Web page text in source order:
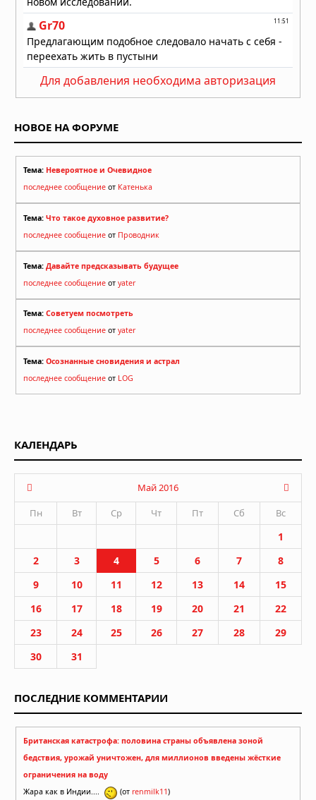
Для добавления необходима авторизация
НОВОЕ НА ФОРУМЕ
Тема: Невероятное и Очевидное
последнее сообщение от Катенька
Тема: Что такое духовное развитие?
последнее сообщение от Проводник
Тема: Давайте предсказывать будущее
последнее сообщение от yater
Тема: Советуем посмотреть
последнее сообщение от yater
Тема: Осознанные сновидения и астрал
последнее сообщение от LOG
КАЛЕНДАРЬ
Май 2016
Пн
Вт Ср Чт Пт Сб Вс
1
2
3 4 5 6 7
8
9
10 11 12 13 14
15
16
17 18 19 20 21
22
23
24 25 26 27 28
29
30
31
ПОСЛЕДНИЕ КОММЕНТАРИИ
Британская катастрофа: половина страны объявлена зоной
бедствия, урожай уничтожен, для миллионов введены жёсткие
ограничения на воду
Жара как в Индии....
(от renmilk11)